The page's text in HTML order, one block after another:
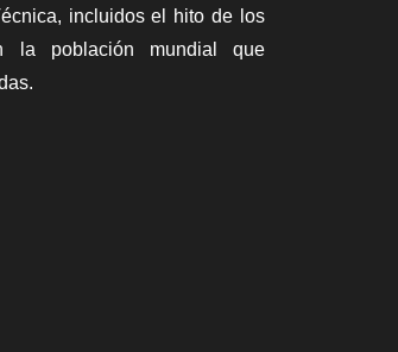
incluidos el hito de los
la población mundial que